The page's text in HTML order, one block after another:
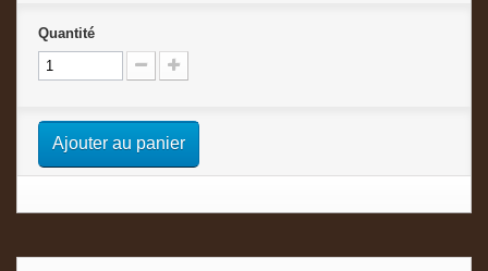
Quantité
Ajouter au panier